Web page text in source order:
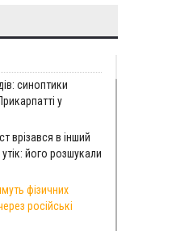
синоптики
у
врізався в інший
його розшукали
фізичних
російські